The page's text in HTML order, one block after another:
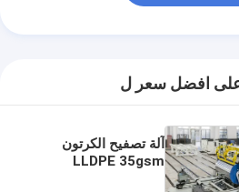
افضل سعر ل
آلة تصفيح الكرتون
LLDPE 35gsm